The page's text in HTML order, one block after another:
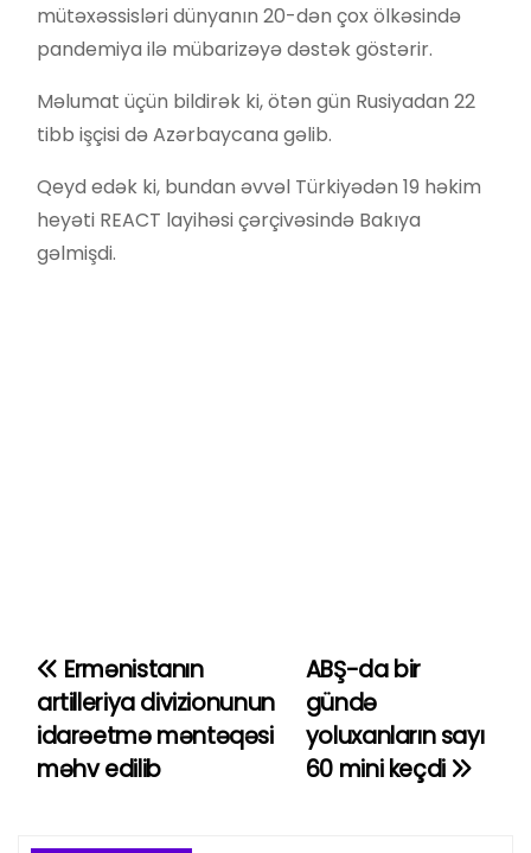
mütəxəssisləri dünyanın 20-dən çox ölkəsində
pandemiya ilə mübarizəyə dəstək göstərir.
Məlumat üçün bildirək ki, ötən gün Rusiyadan 22
tibb işçisi də Azərbaycana gəlib.
Qeyd edək ki, bundan əvvəl Türkiyədən 19 həkim
heyəti REACT layihəsi çərçivəsində Bakıya
gəlmişdi.
Y
a
z
ABŞ-da bir
gündə
yoluxanların sayı
60 mini keçdi
Ermənistanın
artilleriya divizionunun
idarəetmə məntəqəsi
məhv edilib